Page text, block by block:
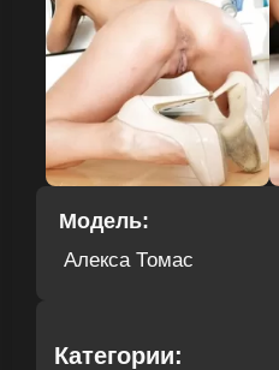
Модель:
Алекса Томас
Категории: